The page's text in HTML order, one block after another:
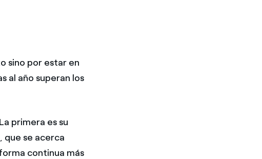
sino por estar en
al año superan los
primera es su
que se acerca
continua más